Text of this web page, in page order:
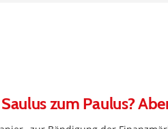
zum Paulus?